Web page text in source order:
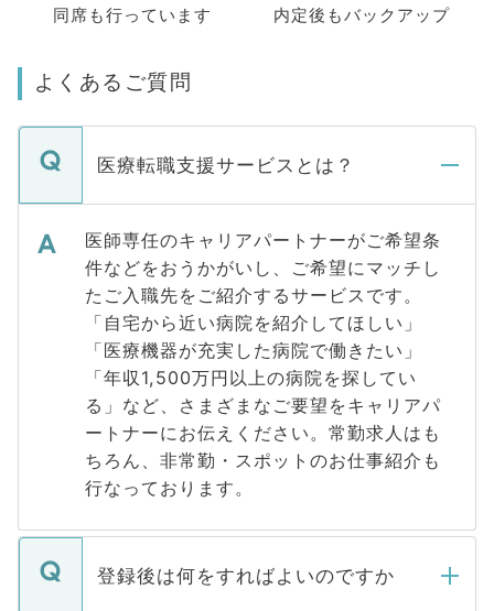
同席も行っています
内定後もバックアップ
よくあるご質問
医療転職支援サービスとは？
医師専任のキャリアパートナーがご希望条
件などをおうかがいし、ご希望にマッチし
たご入職先をご紹介するサービスです。
「自宅から近い病院を紹介してほしい」
「医療機器が充実した病院で働きたい」
「年収1,500万円以上の病院を探してい
る」など、さまざまなご要望をキャリアパ
ートナーにお伝えください。常勤求人はも
ちろん、非常勤・スポットのお仕事紹介も
行なっております。
登録後は何をすればよいのですか